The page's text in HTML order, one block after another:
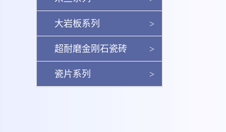
大岩板系列 >
超耐磨金刚石瓷砖 >
瓷片系列 >